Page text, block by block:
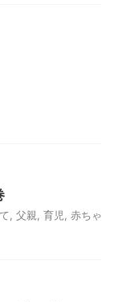
父親 育児
赤ちゃ